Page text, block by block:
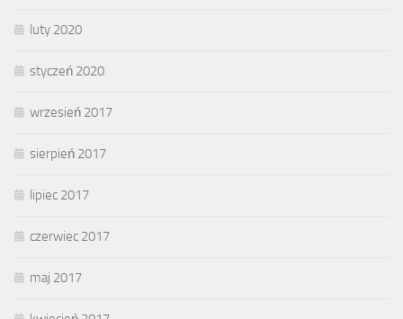
luty 2020
styczeń 2020
wrzesień 2017
sierpień 2017
lipiec 2017
czerwiec 2017
maj 2017